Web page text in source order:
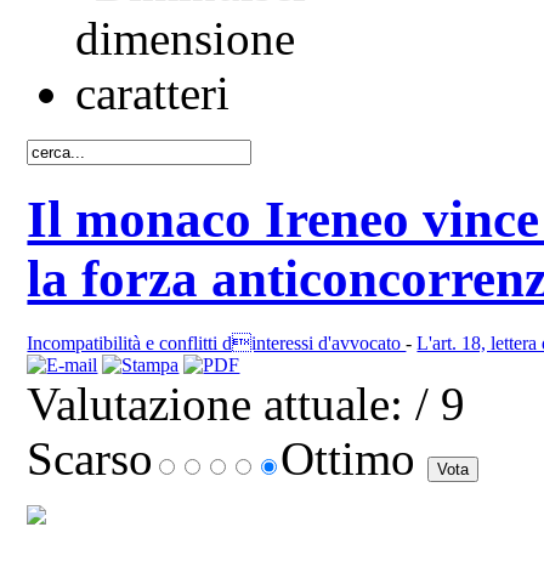
Il monaco Ireneo
la forza
Incompatibilità e conflitti dinteressi d'avvocato-L'art. 18, lettera
Valutazione attuale: / 9
Scarso
Ottimo